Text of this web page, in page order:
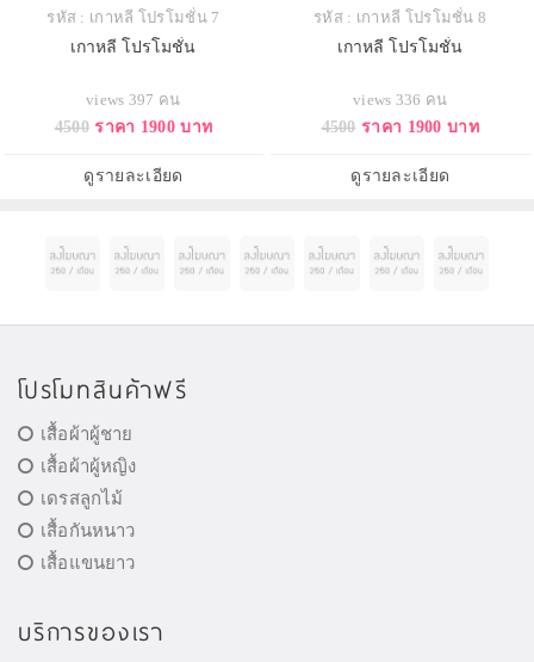
รหัส : เกาหลี โปรโมชั่น 7
เกาหลี โปรโมชั่น
views 397 คน
4500 ราคา 1900 บาท
ดูรายละเอียด
รหัส : เกาหลี โปรโมชั่น 8
เกาหลี โปรโมชั่น
views 336 คน
4500 ราคา 1900 บาท
ดูรายละเอียด
โปรโมทสินค้าฟรี
เสื้อผ้าผู้ชาย
เสื้อผ้าผู้หญิง
เดรสลูกไม้
เสื้อกันหนาว
เสื้อแขนยาว
บริการของเรา